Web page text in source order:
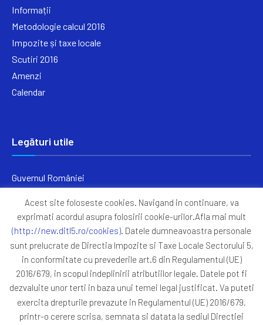
Informații
Metodologie calcul 2016
Impozite și taxe locale
Scutiri 2016
Amenzi
Calendar
Legături utile
Guvernul României
Primăria Sectorul 5
ANAF
Protocoale
GDPR
Harta Site
Acest site foloseste cookies. Navigand in continuare, va
exprimati acordul asupra folosirii cookie-urilor.Afla mai mult
(http://new.ditl5.ro/cookies). Datele dumneavoastra personale
sunt prelucrate de Directia Impozite si Taxe Locale Sectorului 5,
in conformitate cu prevederile art.6 din Regulamentul (UE)
2016/679, in scopul indeplinirii atributiilor legale. Datele pot fi
dezvaluite unor terti in baza unui temei legal justificat. Va puteti
exercita drepturile prevazute in Regulamentul (UE) 2016/679,
printr-o cerere scrisa, semnata si datata la sediul Directiei